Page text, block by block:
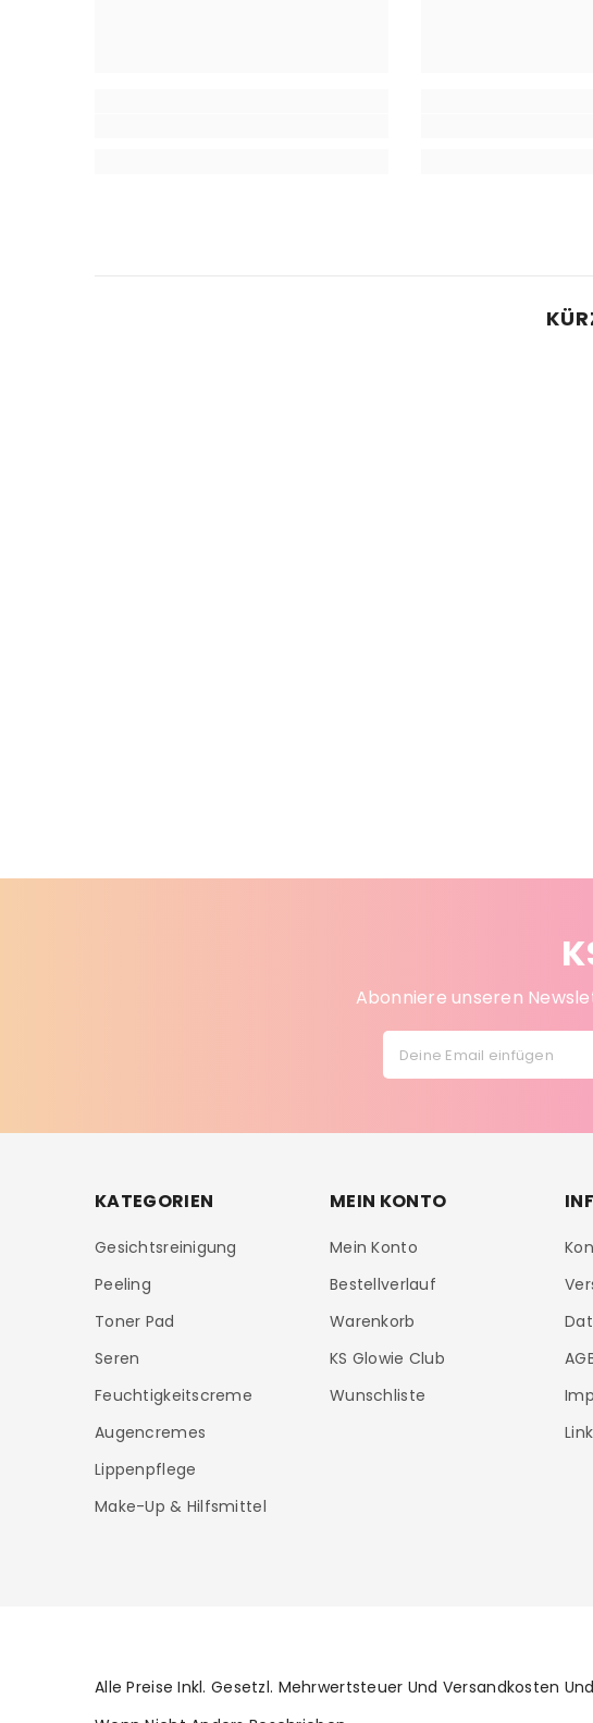
Abonniere unseren
Deine Email einfügen
KATEGORIEN
Gesichtsreinigung
Peeling
Toner Pad
Seren
Feuchtigkeitscreme
Augencremes
Lippenpflege
Make-Up & Hilfsmittel
MEIN KONTO
Mein Konto
Bestellverlauf
Warenkorb
KS Glowie Club
Wunschliste
Alle Preise Inkl. Gesetzl. Mehrwertsteuer Und Versandkosten